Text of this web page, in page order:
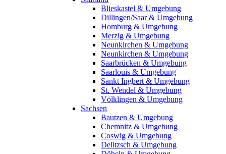
Blieskastel & Umgebung
Dillingen/Saar & Umgebung
Homburg & Umgebung
Merzig & Umgebung
Neunkirchen & Umgebung
Neunkirchen & Umgebung
Saarbrücken & Umgebung
Saarlouis & Umgebung
Sankt Ingbert & Umgebung
St. Wendel & Umgebung
Völklingen & Umgebung
Sachsen
Bautzen & Umgebung
Chemnitz & Umgebung
Coswig & Umgebung
Delitzsch & Umgebung